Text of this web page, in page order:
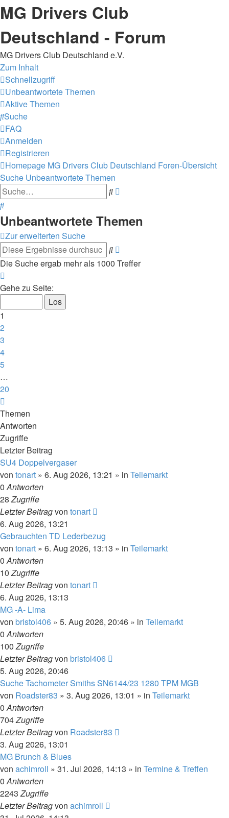
MG Drivers Club
Deutschland - Forum
MG Drivers Club Deutschland e.V.
Zum Inhalt
Schnellzugriff
Unbeantwortete Themen
Aktive Themen
Suche
FAQ
Anmelden
Registrieren
Homepage MG Drivers Club Deutschland Foren-Übersicht
Suche Unbeantwortete Themen
Suche
Suche
Unbeantwortete Themen
Zur erweiterten Suche
Suche
Suche
Die Suche ergab mehr als 1000 Treffer
1
20
Gehe zu Seite:
1
2
3
4
5
…
20
Themen
Antworten
Zugriffe
Letzter Beitrag
SU4 Doppelvergaser
von tonart » 6. Aug 2026, 13:21 » in Teilemarkt
0Antworten
28Zugriffe
Letzter Beitragvon tonart
6. Aug 2026, 13:21
Gebrauchten TD Lederbezug
von tonart » 6. Aug 2026, 13:13 » in Teilemarkt
0Antworten
10Zugriffe
Letzter Beitragvon tonart
6. Aug 2026, 13:13
MG -A- Lima
von bristol406 » 5. Aug 2026, 20:46 » in Teilemarkt
0Antworten
100Zugriffe
Letzter Beitragvon bristol406
5. Aug 2026, 20:46
Suche Tachometer Smiths SN6144/23 1280 TPM MGB
von Roadster83 » 3. Aug 2026, 13:01 » in Teilemarkt
0Antworten
704Zugriffe
Letzter Beitragvon Roadster83
3. Aug 2026, 13:01
MG Brunch & Blues
von achimroll » 31. Jul 2026, 14:13 » in Termine & Treffen
0Antworten
2243Zugriffe
Letzter Beitragvon achimroll